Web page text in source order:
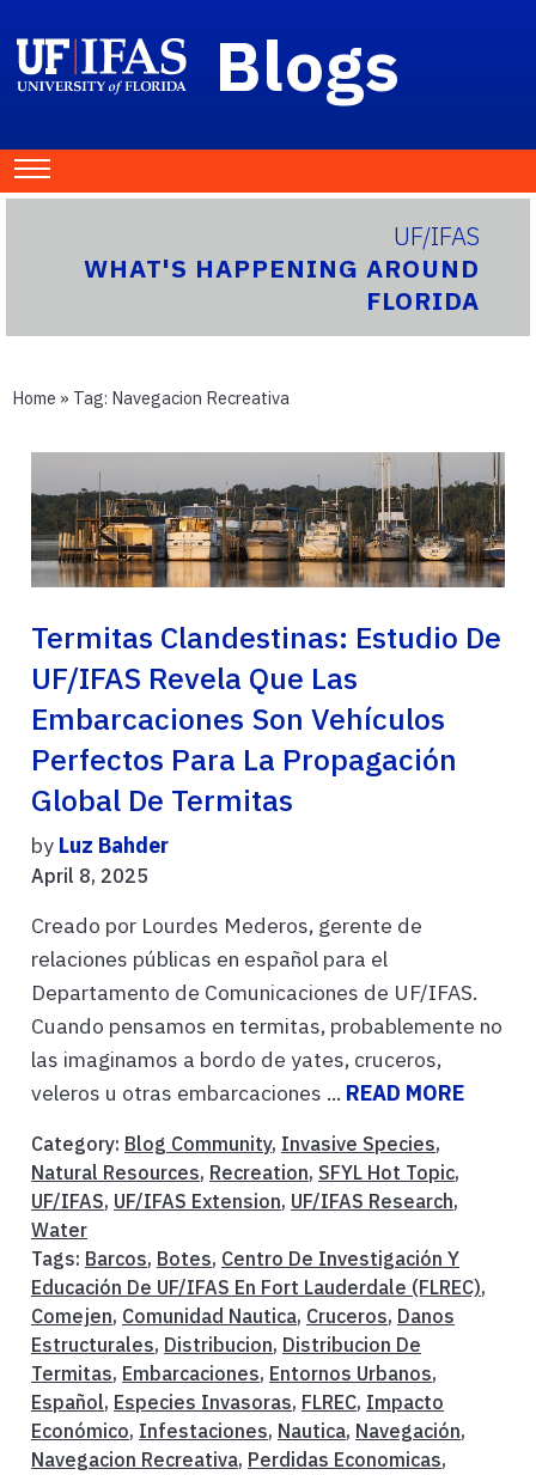
Blogs
UF/IFAS
WHAT'S HAPPENING AROUND
FLORIDA
Home » Tag: Navegacion Recreativa
Termitas Clandestinas: Estudio De
UF/IFAS Revela Que Las
Embarcaciones Son Vehículos
Perfectos Para La Propagación
Global De Termitas
by Luz Bahder
April 8, 2025
Creado por Lourdes Mederos, gerente de
relaciones públicas en español para el
Departamento de Comunicaciones de UF/IFAS.
Cuando pensamos en termitas, probablemente no
las imaginamos a bordo de yates, cruceros,
veleros u otras embarcaciones ... READ MORE
Category: Blog Community, Invasive Species,
Natural Resources, Recreation, SFYL Hot Topic,
UF/IFAS, UF/IFAS Extension, UF/IFAS Research,
Water
Tags: Barcos, Botes, Centro De Investigación Y
Educación De UF/IFAS En Fort Lauderdale (FLREC),
Comejen, Comunidad Nautica, Cruceros, Danos
Estructurales, Distribucion, Distribucion De
Termitas, Embarcaciones, Entornos Urbanos,
Español, Especies Invasoras, FLREC, Impacto
Económico, Infestaciones, Nautica, Navegación,
Navegacion Recreativa, Perdidas Economicas,